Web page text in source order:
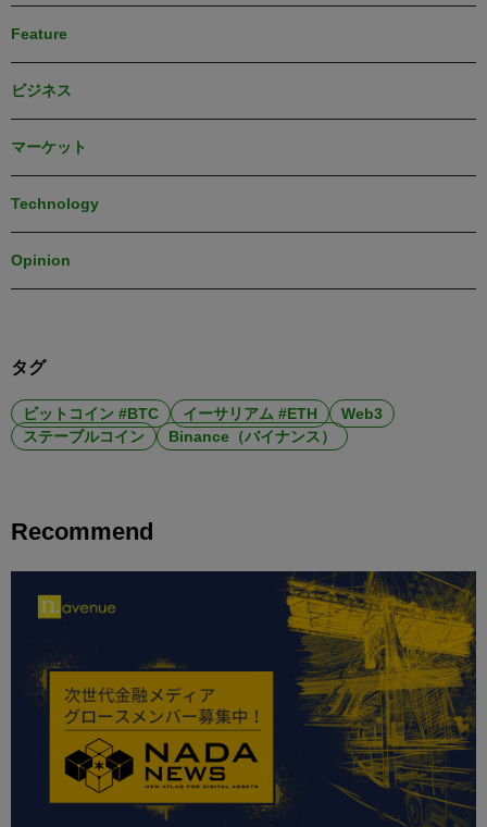
Feature
ビジネス
マーケット
Technology
Opinion
タグ
ビットコイン #BTC イーサリアム #ETH
Web3
ステーブルコイン
Binance（バイナンス）
Recommend